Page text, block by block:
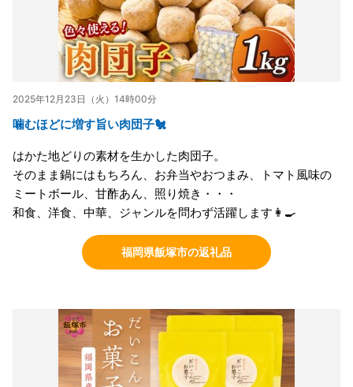
2025年12月23日（火）14時00分
噛むほどに増す旨い肉団子🐔
はかた地どりの素材を生かした肉団子。
そのまま鍋にはもちろん、お弁当やおつまみ、トマト風味の
ミートボール、甘酢あん、照り焼き・・・
和食、洋食、中華、ジャンルを問わず活躍します👩‍🍳
福岡県飯塚市の返礼品